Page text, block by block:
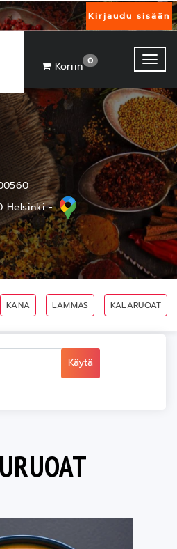
Kirjaudu sisään
Koriin0
Helsinki -
KANA LAMMAS KALARUOAT
Käytä